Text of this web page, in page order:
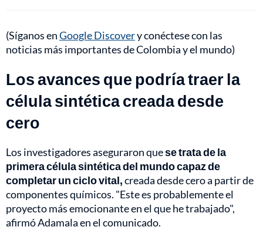
(Síganos enGoogle Discovery conéctese con las
noticias más importantes de Colombia y el mundo)
Los avances que podría traer la
célula sintética creada desde
cero
Los investigadores aseguraron quese trata de la
primera célula sintética del mundo capaz de
completar un ciclo vital,creada desde cero a partir de
componentes químicos. "Este es probablemente el
proyecto más emocionante en el que he trabajado",
afirmó Adamala en el comunicado.